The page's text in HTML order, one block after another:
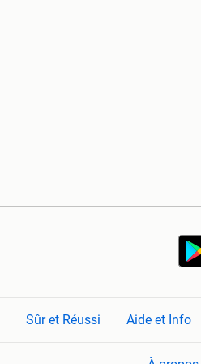
Sûr et Réussi Aide et Info